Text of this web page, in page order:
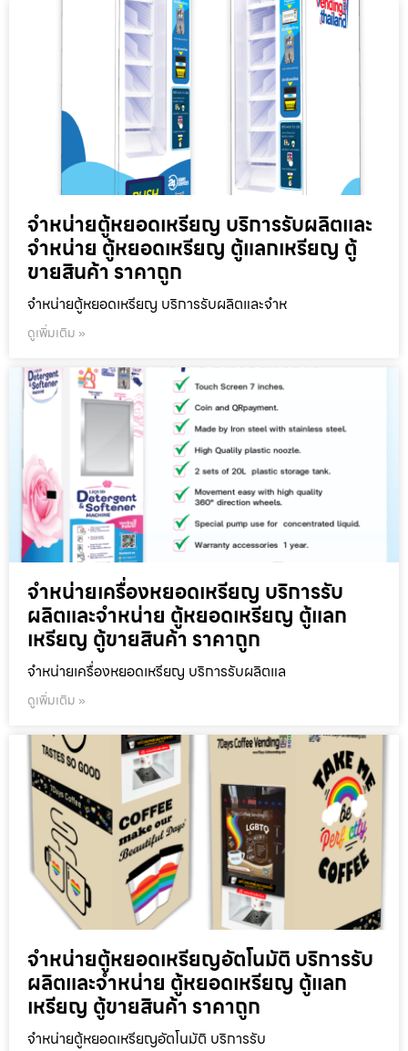
จำหน่ายตู้หยอดเหรียญ บริการรับผลิตและ
จำหน่าย ตู้หยอดเหรียญ ตู้แลกเหรียญ ตู้
ขายสินค้า ราคาถูก
จำหน่ายตู้หยอดเหรียญ บริการรับผลิตและจำห
ดูเพิ่มเติม »
จำหน่ายเครื่องหยอดเหรียญ บริการรับ
ผลิตและจำหน่าย ตู้หยอดเหรียญ ตู้แลก
เหรียญ ตู้ขายสินค้า ราคาถูก
จำหน่ายเครื่องหยอดเหรียญ บริการรับผลิตแล
ดูเพิ่มเติม »
จำหน่ายตู้หยอดเหรียญ​อัตโนมัติ บริการรับ
ผลิตและจำหน่าย ตู้หยอดเหรียญ ตู้แลก
เหรียญ ตู้ขายสินค้า ราคาถูก
จำหน่ายตู้หยอดเหรียญ​อัตโนมัติ บริการรับ